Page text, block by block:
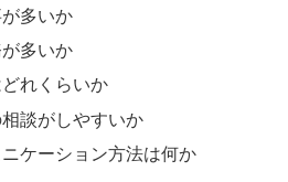
多いか
多いか
れくらいか
談がしやすいか
ケーション方法は何か